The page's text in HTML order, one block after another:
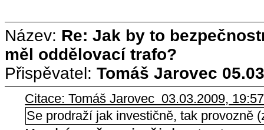
Název: Re: Jak by to
měl oddělovací trafo?
Přispěvatel: Tomáš Jarovec
Citace: Tomáš Jarovec 03.03.2009, 19:57
Se prodraží jak investičně, tak provozně